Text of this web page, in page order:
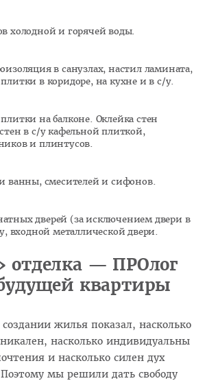
холодной и горячей воды.
в санузлах, настил ламината,
в коридоре, на кухне и в с/у.
на балконе. Оклейка стен
в с/у кафельной плиткой,
и плинтусов.
ванны, смесителей и сифонов.
дверей (за исключением двери в
входной металлической двери.
отделка — ПРОлог
квартиры
жилья показал, насколько
насколько индивидуальны
и насколько силен дух
мы решили дать свободу